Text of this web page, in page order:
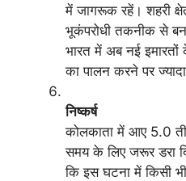
में जागरूक रहें। शहरी
भूकंपरोधी तकनीक से
भारत में अब नई इमारतों
का पालन करने पर
निष्कर्ष
कोलकाता में आए 5.0
समय के लिए जरूर डरा
कि इस घटना में किसी